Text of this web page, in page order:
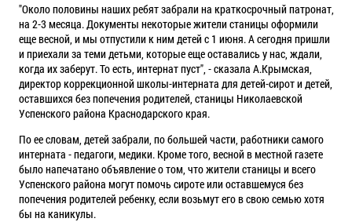
"Около половины наших ребят забрали на краткосрочный патронат,
на 2-3 месяца. Документы некоторые жители станицы оформили
еще весной, и мы отпустили к ним детей с 1 июня. А сегодня пришли
и приехали за теми детьми, которые еще оставались у нас, ждали,
когда их заберут. То есть, интернат пуст", - сказала А.Крымская,
директор коррекционной школы-интерната для детей-сирот и детей,
оставшихся без попечения родителей, станицы Николаевской
Успенского района Краснодарского края.
По ее словам, детей забрали, по большей части, работники самого
интерната - педагоги, медики. Кроме того, весной в местной газете
было напечатано объявление о том, что жители станицы и всего
Успенского района могут помочь сироте или оставшемуся без
попечения родителей ребенку, если возьмут его в свою семью хотя
бы на каникулы.